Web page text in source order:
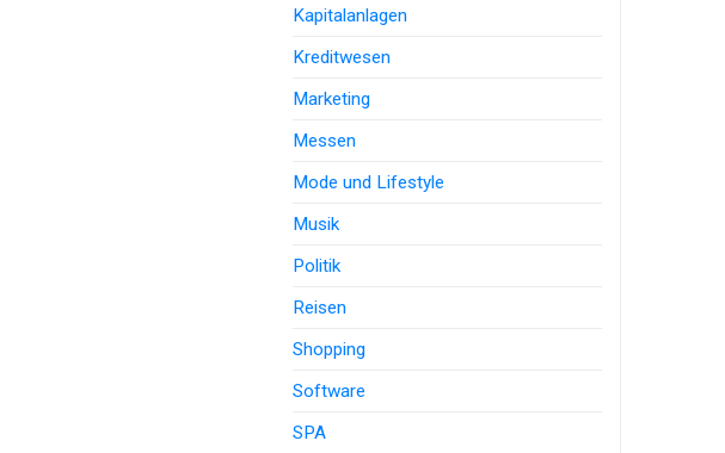
Kapitalanlagen
Kreditwesen
Marketing
Messen
Mode und Lifestyle
Musik
Politik
Reisen
Shopping
Software
SPA